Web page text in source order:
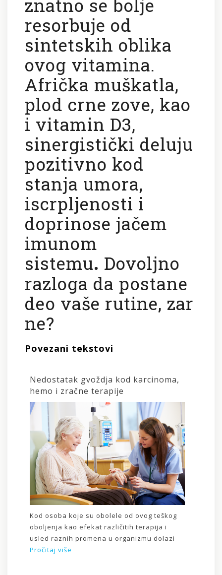
znatno se bolje
resorbuje od
sintetskih oblika
ovog vitamina.
Afrička muškatla,
plod crne zove, kao
i vitamin D3,
sinergistički deluju
pozitivno kod
stanja umora,
iscrpljenosti i
doprinose jačem
imunom
sistemu. Dovoljno
razloga da postane
deo vaše rutine, zar
ne?
Povezani tekstovi
Nedostatak gvoždja kod karcinoma,
hemo i zračne terapije
Kod osoba koje su obolele od ovog teškog
oboljenja kao efekat različitih terapija i
usled raznih promena u organizmu dolazi
Pročitaj više